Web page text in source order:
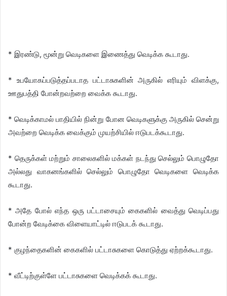
* இரண்டு, மூன்று வெடிகளை இணைத்து வெடிக்க கூடாது.
* உபயோகப்படுத்தப்படாத பட்டாசுகளின் அருகில் எரியும் விளக்கு,
ஊதுபத்தி போன்றவற்றை வைக்க கூடாது.
* வெடிக்காமல் பாதியில் நின்று போன வெடிகளுக்கு அருகில் சென்று
அவற்றை வெடிக்க வைக்கும் முயற்சியில் ஈடுபடக்கூடாது.
* தெருக்கள் மற்றும் சாலைகளில் மக்கள் நடந்து செல்லும் பொழுதோ
அல்லது வாகனங்களில் செல்லும் பொழுதோ வெடிகளை வெடிக்க
கூடாது.
* அதே போல் எந்த ஒரு பட்டாசையும் கைகளில் வைத்து வெடிப்பது
போன்ற வேடிக்கை விளையாட்டில் ஈடுபடக் கூடாது.
* குழந்தைகளின் கைகளில் பட்டாசுகளை கொடுத்து ஏற்றக்கூடாது.
* வீட்டிற்குள்ளே பட்டாசுகளை வெடிக்கக் கூடாது.